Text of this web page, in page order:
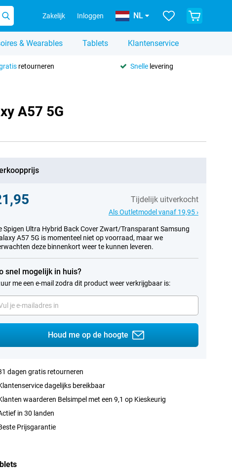
Zakelijk Inloggen NL
& Wearables Tablets Klantenservice
retourneren Snellelevering
A57 5G
Tijdelijk uitverkocht
Als Outletmodel vanaf 19,95 ›
Spigen Ultra Hybrid Back Cover Zwart/Transparant Samsung
A57 5G is momenteel niet op voorraad, maar we
deze binnenkort weer te kunnen leveren.
snel mogelijk in huis?
me een e-mail zodra dit product weer verkrijgbaar is:
Houd me op de hoogte
dagen gratis retourneren
dagelijks bereikbaar
waarderen Belsimpel met een 9,1 op Kieskeurig
in 30 landen
Prijsgarantie